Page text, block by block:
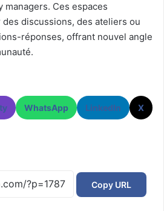
Ces espaces
des discussions, des ateliers ou
réponses, offrant nouvel angle
WhatsApp LinkedIn X
Copy URL